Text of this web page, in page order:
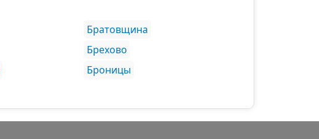
Братовщина
Брехово
Броницы